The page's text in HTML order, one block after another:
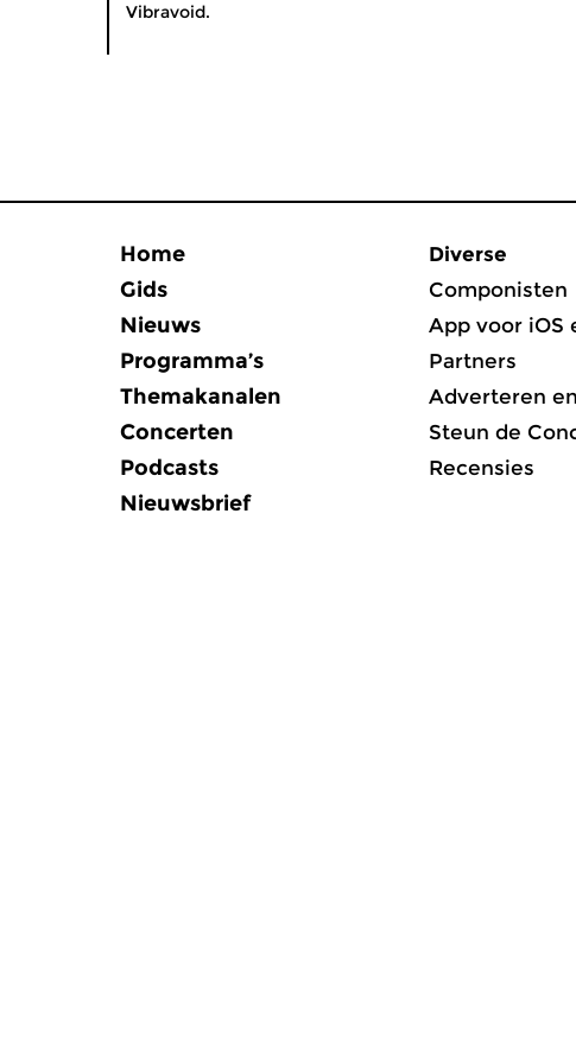
Vibravoid.
Home
Gids
Nieuws
Programma’s
Themakanalen
Concerten
Podcasts
Nieuwsbrief
Diverse
Componisten
App voor iOS
Partners
Adverteren
Steun de
Recensies